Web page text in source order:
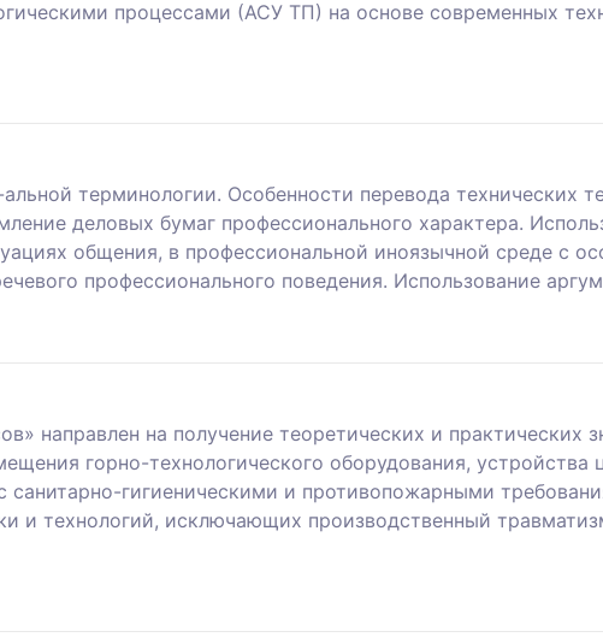
процессами (АСУ ТП) на основе современных
терминологии. Особенности перевода технических
деловых бумаг профессионального характера.
общения, в профессиональной иноязычной среде с
профессионального поведения. Использование
направлен на получение теоретических и практических
горно-технологического оборудования, устройства
гигиеническими и противопожарными
и технологий, исключающих производственный